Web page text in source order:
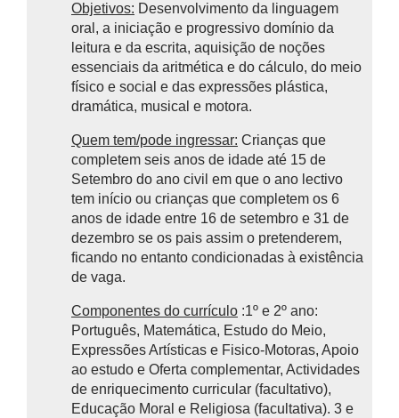
Objetivos: Desenvolvimento da linguagem
oral, a iniciação e progressivo domínio da
leitura e da escrita, aquisição de noções
essenciais da aritmética e do cálculo, do meio
físico e social e das expressões plástica,
dramática, musical e motora.
Quem tem/pode ingressar: Crianças que
completem seis anos de idade até 15 de
Setembro do ano civil em que o ano lectivo
tem início ou crianças que completem os 6
anos de idade entre 16 de setembro e 31 de
dezembro se os pais assim o pretenderem,
ficando no entanto condicionadas à existência
de vaga.
Componentes do currículo :1º e 2º ano:
Português, Matemática, Estudo do Meio,
Expressões Artísticas e Fisico-Motoras, Apoio
ao estudo e Oferta complementar, Actividades
de enriquecimento curricular (facultativo),
Educação Moral e Religiosa (facultativa). 3 e